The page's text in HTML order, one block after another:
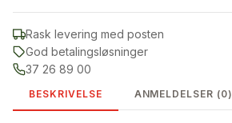
Rask levering med posten
God betalingsløsninger
37 26 89 00
BESKRIVELSE ANMELDELSER (0)